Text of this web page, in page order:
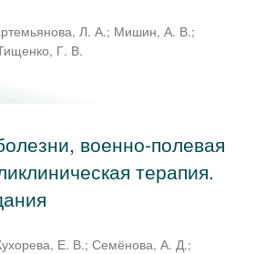
Л. А.; Мишин, А. В.;
Г. В.
военно-полевая
терапия.
Е. В.; Семёнова, А. Д.;